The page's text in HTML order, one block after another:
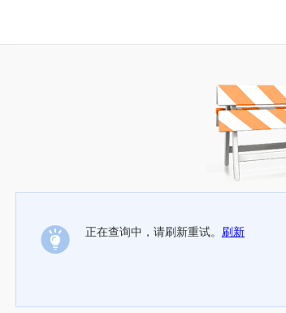
正在查询中，请刷新重试。 刷新